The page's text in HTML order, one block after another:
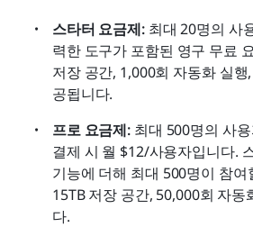
스타터 요금제: 최대 20명의 사
력한 도구가 포함된 영구 무료
저장 공간, 1,000회 자동화 실
공됩니다.
프로 요금제: 최대 500명의 사
결제 시 월 $12/사용자입니다.
기능에 더해 최대 500명이 참여
15TB 저장 공간, 50,000회 자동
다.